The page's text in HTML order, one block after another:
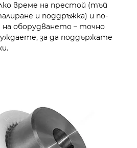
време на престой (тъй
и поддръжка) и по-
оборудването – точно
за да поддържате